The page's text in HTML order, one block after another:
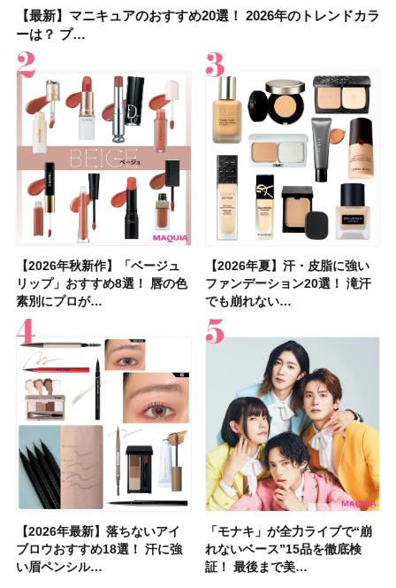
【最新】マニキュアのおすすめ20選！ 2026年のトレンドカラ
ーは？ プ…
【2026年秋新作】「ベージュ
リップ」おすすめ8選！ 唇の色
素別にプロが…
【2026年夏】汗・皮脂に強い
ファンデーション20選！ 滝汗
でも崩れない…
【2026年最新】落ちないアイ
ブロウおすすめ18選！ 汗に強
い眉ペンシル…
「モナキ」が全力ライブで“崩
れないベース”15品を徹底検
証！ 最後まで美…
【石井美保さん】おすすめの「ブライトニング」11選！ スキ
ンケアからサプ…
【2026年夏】汗に強い日焼け
止めのおすすめ13選！ 汗で塗
膜が強化され…
【クリスマスコフレ2026】ク
リニークのホリデーコフレを一
挙紹介！ 人気…
【2026夏】「ハリ・たるみケ
ア」ランキングTOP5！＜マキ
アビューティ…
【2026夏】「毛穴ケア」ラン
キングTOP5！＜マキアビュー
ティーズが投…
【最新】マニキュアのおすすめ20選！ 2026年のトレンドカラ
ーは？ プ…
【2026年秋新作】「ベージュ
リップ」おすすめ8選！ 唇の色
素別にプロが…
【2026年夏】汗・皮脂に強い
ファンデーション20選！ 滝汗
でも崩れない…
【2026年最新】落ちないアイ
ブロウおすすめ18選！ 汗に強
い眉ペンシル…
「モナキ」が全力ライブで“崩
れないベース”15品を徹底検
証！ 最後まで美…
【2026夏】「香水・フレグランス」ランキングTOP5！＜美
容マニア・マ…
【2026夏】「リップケア」ラ
ンキングTOP5！＜美容マニア
集団・マキア…
【デパコスのネイルオイル10
選】プレゼントにおすすめ！ケ
ア効果、ビジュ、…
【2026年】ボディ用日焼け止
めUVのおすすめ20選！ この夏
注目の人気…
「ミス ディオール オードゥ パ
ルファン」が新たな装いで登
場！ シルバー…
【5分で万能！ 夏レシピ】「万能ねぎ塩だれ」の作り方＆ア
レンジレシピ2品
【おすすめダイエットサプリ８
選】食べすぎた日をサポート！
選び方＆糖質・脂…
【40代以上の髪悩み おすすめ
アイテム15選】“白髪・薄毛・
うねり”に最…
【板野友美さんの美活】「最
近、下の歯の矯正を再開したん
です」オーラルケア…
【石井美保さんのおすすめお菓
子＆お茶10選】手土産にもぴっ
たり
【2026年夏】40代におすすめの髪型30選！ 若く見える・手
入れが楽な…
【2026年夏】おすすめの髪型
36選！ショート・ボブ・ミディ
アム・ロング…
【最新】髪のうねり・広がり・
くせ毛におすすめのシャンプー
17選
【2026年夏】小顔に見えるボ
ブの髪型37選！ レイヤー・切
りっぱなしな…
【2026年】最新トレンド「ボ
ブ」13種類を徹底解説！ 定番
＆人気の髪型…
【鈴木えみさんの愛用品30選】コスメ・スキンケア・ヘアケ
アetc.お気に…
【読者プレゼント】羽の見えな
いハンディファン
「baramood」を3名様…
【2026年8月の一粒万倍日】お
すすめの開運コスメ＆美容アイ
テム10選！
石井美保さん祝50歳！ アニバ
ーサリーイベントに込めた思
い、今夢中なボデ…
【無印良品】スキンケア×衣料
素材の最強タッグで実現！ 着
るだけで保湿でき…
【限定】&be「リップカラーデュオ 01 ピンクベージュ」レビ
ュー｜落ち…
【スック2026新作】秋コレク
ションを全品スウォッチ&イエ
ベブルベ分け！
LUNASOLアイカラーレーショ
ンN EX17Evening Muse …
【全色レビュー】ケイト メロ
ウブラウンアイズ限定色追加！
イエベ・ブルベ別…
【キャンメイク】売切続出！先
行発売中の「クリアヴェールセ
ッティングパウダ…